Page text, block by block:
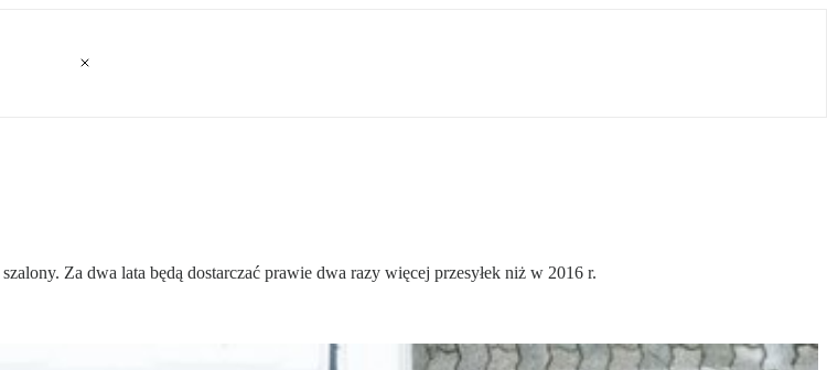
Za dwa lata będą dostarczać prawie dwa razy więcej przesyłek niż w 2016 r.